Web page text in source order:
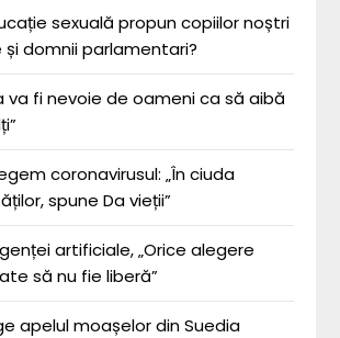
sexuală propun copiilor noștri
și domnii parlamentari?
va fi nevoie de oameni ca să aibă
coronavirusul: „În ciuda
spune Da vieții”
artificiale, „Orice alegere
să nu fie liberă”
apelul moașelor din Suedia